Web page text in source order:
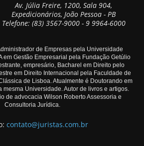
Av. Júlia Freire, 1200, Sala 904,
Expedicionários, João Pessoa - PB
Telefone: (83) 3567-9000 - 9 9964-6000
de Empresas pela Universidade
em Gestão Empresarial pela Fundação Getúlio
empresário, Bacharel em Direito pelo
em Direito Internacional pela Faculdade de
de Lisboa. Atualmente é Doutorando em
mesma Universidade. Autor de livros e artigos.
de advocacia Wilson Roberto Assessoria e
Consultoria Jurídica.
contato@juristas.com.br